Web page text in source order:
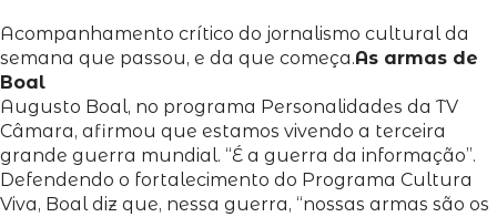
Acompanhamento crítico do jornalismo cultural da
semana que passou, e da que começa.As armas de
Boal
Augusto Boal, no programa Personalidades da TV
Câmara, afirmou que estamos vivendo a terceira
grande guerra mundial. “É a guerra da informação”.
Defendendo o fortalecimento do Programa Cultura
Viva, Boal diz que, nessa guerra, “nossas armas são os